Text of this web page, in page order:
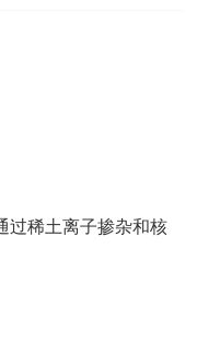
过稀土离子掺杂和核